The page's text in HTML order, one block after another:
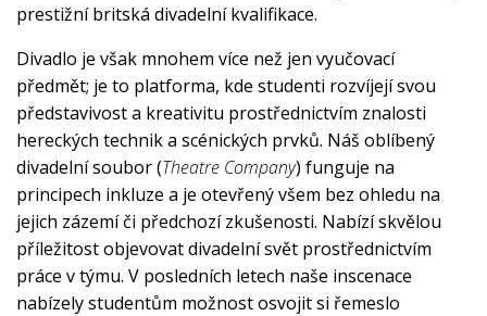
prestižní britská divadelní kvalifikace.
Divadlo je však mnohem více než jen vyučovací
předmět; je to platforma, kde studenti rozvíjejí svou
představivost a kreativitu prostřednictvím znalosti
hereckých technik a scénických prvků. Náš oblíbený
divadelní soubor (Theatre Company) funguje na
principech inkluze a je otevřený všem bez ohledu na
jejich zázemí či předchozí zkušenosti. Nabízí skvělou
příležitost objevovat divadelní svět prostřednictvím
práce v týmu. V posledních letech naše inscenace
nabízely studentům možnost osvojit si řemeslo